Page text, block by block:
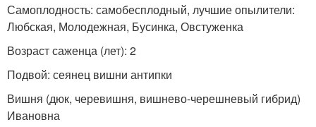
Самоплодность: самобесплодный, лучшие опылители:
Любская, Молодежная, Бусинка, Овстуженка
Возраст саженца (лет): 2
Подвой: сеянец вишни антипки
Вишня (дюк, черевишня, вишнево-черешневый гибрид)
Ивановна